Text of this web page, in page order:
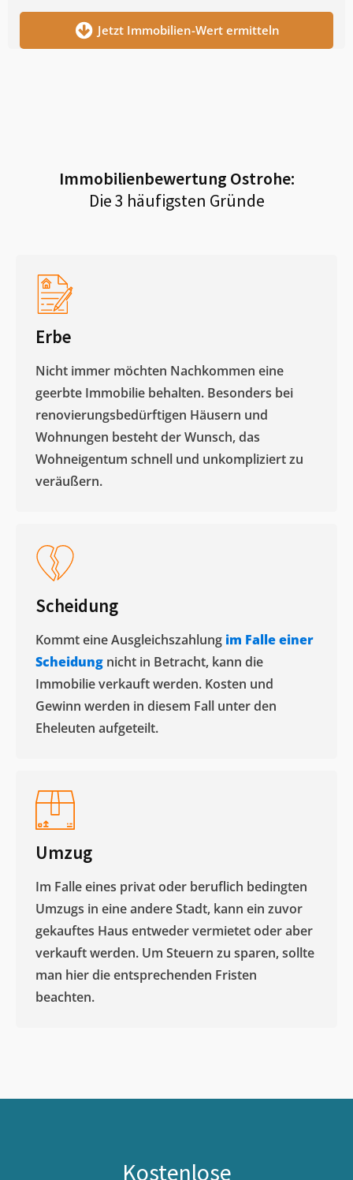
Jetzt Immobilien-Wert ermitteln
Immobilienbewertung Ostrohe:
Die 3 häufigsten Gründe
Erbe
Nicht immer möchten Nachkommen eine
geerbte Immobilie behalten. Besonders bei
renovierungsbedürftigen Häusern und
Wohnungen besteht der Wunsch, das
Wohneigentum schnell und unkompliziert zu
veräußern. ​
Scheidung
Kommt eine Ausgleichszahlung im Falle einer
Scheidung nicht in Betracht, kann die
Immobilie verkauft werden. Kosten und
Gewinn werden in diesem Fall unter den
Eheleuten aufgeteilt.​
Umzug
Im Falle eines privat oder beruflich bedingten
Umzugs in eine andere Stadt, kann ein zuvor
gekauftes Haus entweder vermietet oder aber
verkauft werden. Um Steuern zu sparen, sollte
man hier die entsprechenden Fristen
beachten.
Kostenlose